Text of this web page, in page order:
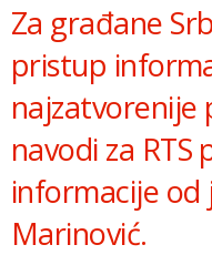
Za građane
pristup
najzatvorenije
navodi za RTS
informacije od
Marinović.